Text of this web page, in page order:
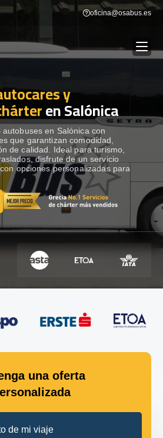
oficina@osabus.es
Show dropdown
Show dropdown
y
en Salónica
en Salónica con
que garantizan comodidad,
de calidad. Ideal para turismo,
disfrute de un servicio
opciones personalizadas para
una oferta
de mi viaje